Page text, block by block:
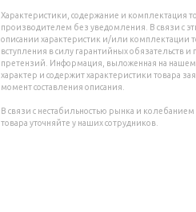
Характеристики, содержание и комплектация
производителем без уведомления. В связи с
описании характеристик и/или комплектации
вступления в силу гарантийных обязательств
претензий. Информация, выложенная на нашем
характер и содержит характеристики товара
момент составления описания.
В связи с нестабильностью рынка и
товара уточняйте у наших сотрудников.